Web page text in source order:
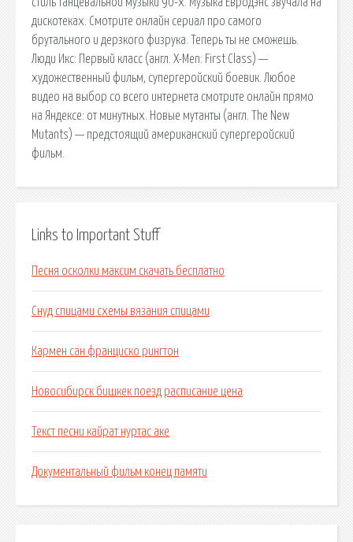
дискотеках. Смотрите онлайн сериал про самого
брутального и дерзкого физрука. Теперь ты не сможешь.
Люди Икс: Первый класс (англ. X-Men: First Class) —
художественный фильм, супергеройский боевик. Любое
видео на выбор со всего интернета смотрите онлайн прямо
на Яндексе: от минутных. Новые мутанты (англ. The New
Mutants) — предстоящий американский супергеройский
фильм.
Links to Important Stuff
Песня осколки максим скачать бесплатно
Снуд спицами схемы вязания спицами
Кармен сан франциско рингтон
Новосибирск бишкек поезд расписание цена
Текст песни кайрат нуртас аке
Документальный фильм конец памяти